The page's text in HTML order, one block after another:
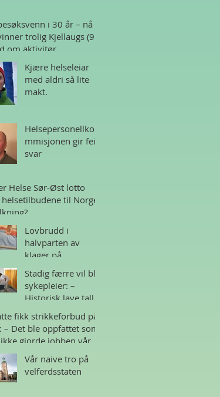
i 30 år – nå
trolig Kjellaugs (95)
om aktivitør
Kjære helseleiar
med aldri så lite
makt.
Helsepersonellko
mmisjonen gir feil
svar
Helse Sør-Øst lotto
til Norges
Lovbrudd i
halvparten av
klager på
Stadig færre vil bli
sykepleier: –
Historisk lave tall
fikk strikkeforbud på
– Det ble oppfattet som
gjorde jobben vår
Vår naive tro på
velferdsstaten